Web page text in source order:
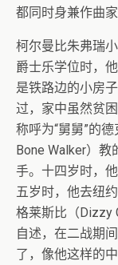
都同时身兼作曲家
柯尔曼比朱弗瑞
爵士乐学位时，
是铁路边的小房
过，家中虽然贫
称呼为“舅舅”的
Bone Walker）
手。十四岁时，
五岁时，他去纽
格莱斯比（Dizzy
自述，在二战期
了，像他这样的